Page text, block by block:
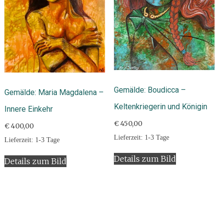
Gemälde: Maria Magdalena –
Innere Einkehr
€400,00
Lieferzeit: 1-3 Tage
Details zum Bild
Gemälde: Boudicca –
Keltenkriegerin und Königin
€450,00
Lieferzeit: 1-3 Tage
Details zum Bild